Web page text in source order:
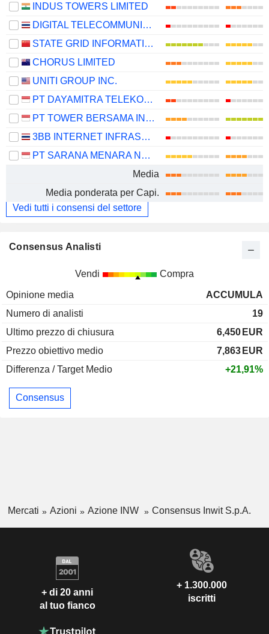
INDUS TOWERS LIMITED
DIGITAL TELECOMMUNICATIONS INFRASTRUCTURE FUND
STATE GRID INFORMATION & COMMUNICATION CO., LTD.
CHORUS LIMITED
UNITI GROUP INC.
PT DAYAMITRA TELEKOMUNIKASI TBK.
PT TOWER BERSAMA INFRASTRUCTURE TBK
3BB INTERNET INFRASTRUCTURE FUND
PT SARANA MENARA NUSANTARA TBK.
Media
Media ponderata per Capi.
Vedi tutti i consensi del settore
Consensus Analisti
Vendi Compra
Opinione media
ACCUMULA
Numero di analisti
19
Ultimo prezzo di chiusura
6,450 EUR
Prezzo obiettivo medio
7,863 EUR
Differenza / Target Medio
+21,91%
Consensus
Mercati Azioni Azione INW Consensus Inwit S.p.A.
+ di 20 anni
al tuo fianco
+ 1.300.000
iscritti